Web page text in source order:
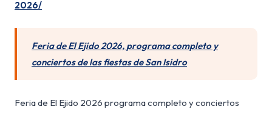
2026/
Feria de El Ejido 2026, programa completo y
conciertos de las fiestas de San Isidro
Feria de El Ejido 2026 programa completo y conciertos